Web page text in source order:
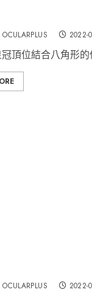
2022-
頂位結合八角形的
2022-